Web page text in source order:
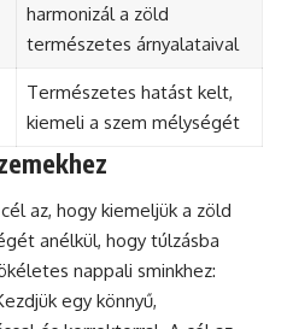
harmonizál a zöld
természetes árnyalataival
Természetes hatást kelt,
kiemeli a szem mélységét
az, hogy kiemeljük a zöld
anélkül, hogy túlzásba
nappali sminkhez:
egy könnyű,